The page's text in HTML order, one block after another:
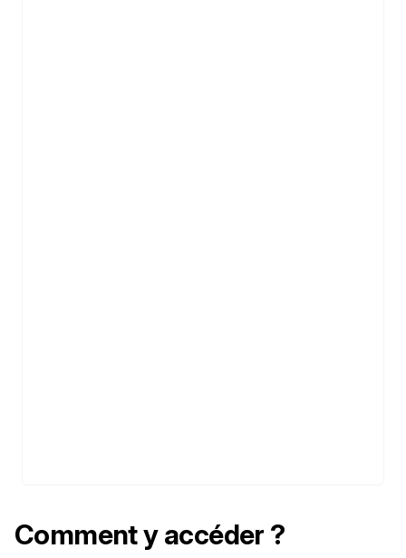
Comment y accéder ?